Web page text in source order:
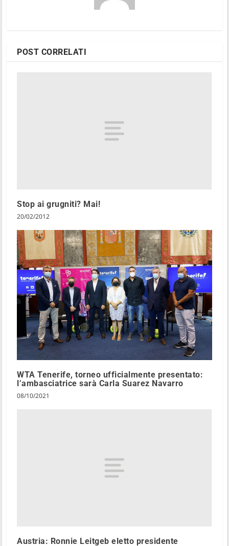
POST CORRELATI
Stop ai grugniti? Mai!
20/02/2012
WTA Tenerife, torneo ufficialmente presentato:
l’ambasciatrice sarà Carla Suarez Navarro
08/10/2021
Austria: Ronnie Leitgeb eletto presidente